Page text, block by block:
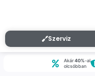
Szerviz
Akár40%-al
olcsóbban